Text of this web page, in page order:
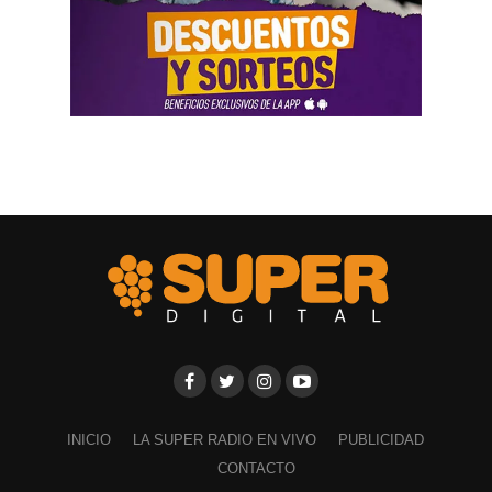
INICIO LA SUPER RADIO EN VIVO
PUBLICIDAD
CONTACTO